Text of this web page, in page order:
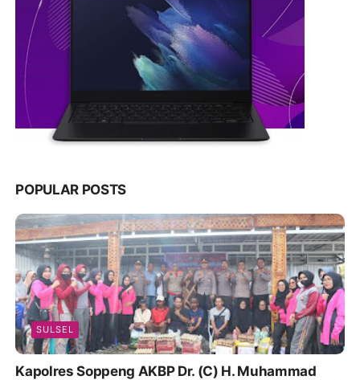
POPULAR POSTS
SULSEL
Kapolres Soppeng AKBP Dr. (C) H. Muhammad